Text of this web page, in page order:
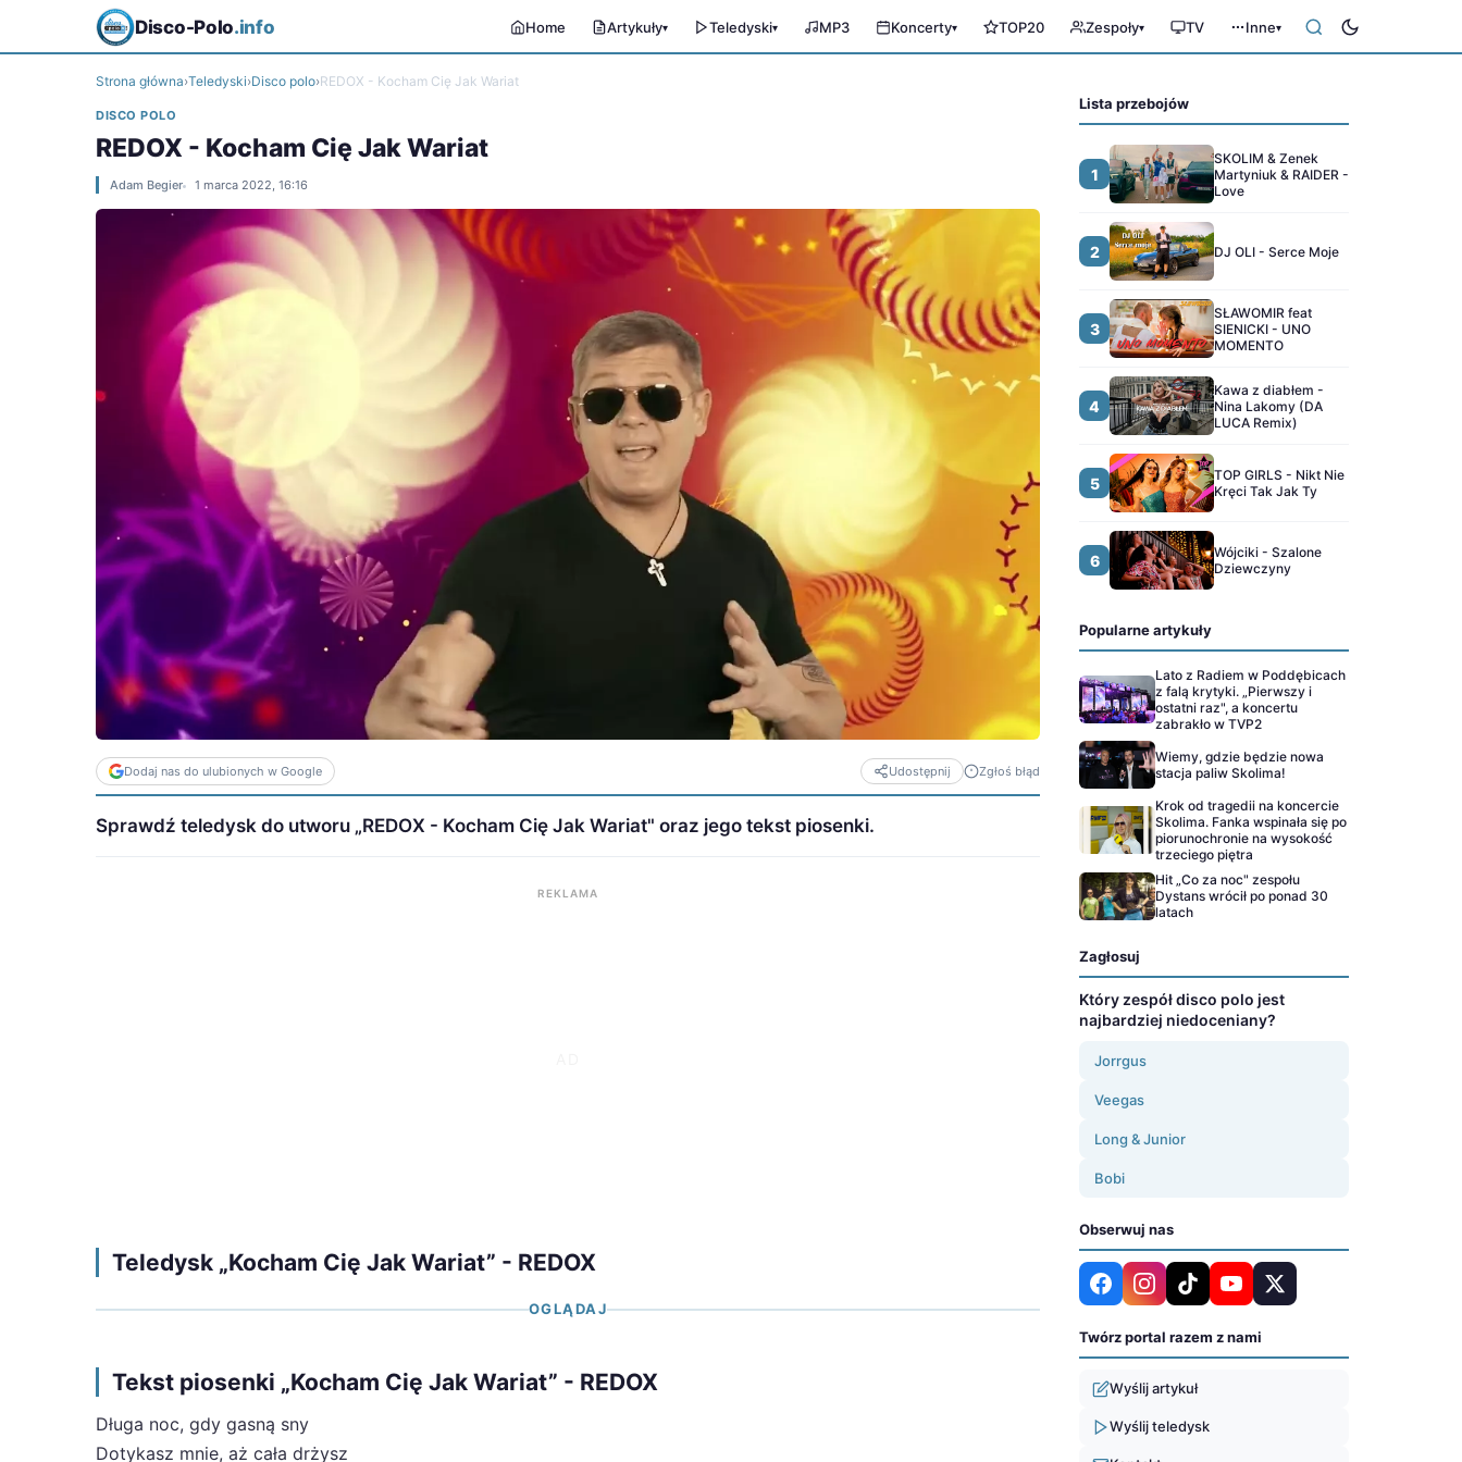
Disco-Polo.info Home Artykuły▾ Teledyski▾ MP3 Koncerty▾ TOP20 Zespoły▾ TV Inne▾
Strona główna›Teledyski›Disco polo›REDOX - Kocham Cię Jak Wariat
DISCO POLO
REDOX - Kocham Cię Jak Wariat
Adam Begier 1 marca 2022, 16:16
Dodaj nas do ulubionych w Google Udostępnij Zgłoś błąd
Sprawdź teledysk do utworu „REDOX - Kocham Cię Jak Wariat" oraz jego tekst piosenki.
REKLAMA
Teledysk „Kocham Cię Jak Wariat” - REDOX
OGLĄDAJ
Tekst piosenki „Kocham Cię Jak Wariat” - REDOX
Długa noc, gdy gasną sny
Dotykasz mnie, aż cała drżysz
Lista przebojów
1
SKOLIM & Zenek
Martyniuk & RAIDER -
Love
2 DJ OLI - Serce Moje
3
SŁAWOMIR feat
SIENICKI - UNO
MOMENTO
4
Kawa z diabłem -
Nina Lakomy (DA
LUCA Remix)
5
TOP GIRLS - Nikt Nie
Kręci Tak Jak Ty
6
Wójciki - Szalone
Dziewczyny
Popularne artykuły
Lato z Radiem w Poddębicach
z falą krytyki. „Pierwszy i
ostatni raz", a koncertu
zabrakło w TVP2
Wiemy, gdzie będzie nowa
stacja paliw Skolima!
Krok od tragedii na koncercie
Skolima. Fanka wspinała się po
piorunochronie na wysokość
trzeciego piętra
Hit „Co za noc" zespołu
Dystans wrócił po ponad 30
latach
Zagłosuj
Który zespół disco polo jest
najbardziej niedoceniany?
Jorrgus
Veegas
Long & Junior
Bobi
Obserwuj nas
Twórz portal razem z nami
Wyślij artykuł
Wyślij teledysk